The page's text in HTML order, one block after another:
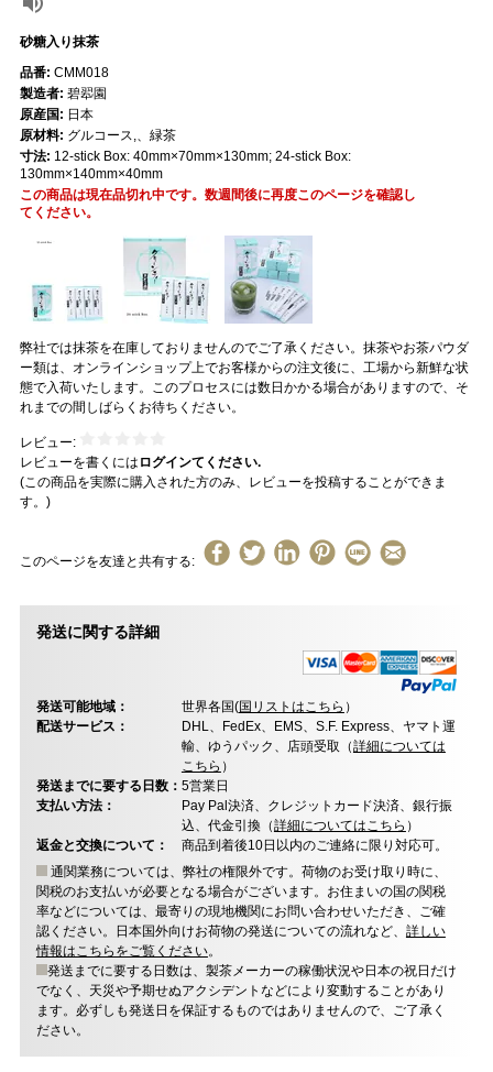
砂糖入り抹茶
弊社では抹茶を在庫しておりませんのでご了承ください。抹茶やお茶パウダ
ー類は、オンラインショップ上でお客様からの注文後に、工場から新鮮な状
態で入荷いたします。このプロセスには数日かかる場合がありますので、そ
れまでの間しばらくお待ちください。
レビュー:
レビューを書くには ログインてください.
(この商品を実際に購入された方のみ、レビューを投稿することができま
す。)
このページを友達と共有する:
品番: CMM018
製造者: 碧翆園
原産国: 日本
原材料: グルコース,、緑茶
寸法: 12-stick Box: 40mm×70mm×130mm; 24-stick Box:
130mm×140mm×40mm
この商品は現在品切れ中です。数週間後に再度このページを確認し
てください。
発送に関する詳細
発送可能地域： 世界各国(国リストはこちら ）
配送サービス：
DHL、FedEx、EMS、S.F. Express、ヤマト運
輸、ゆうパック、店頭受取（詳細については
こちら ）
発送までに要する日数： 5営業日
支払い方法：
Pay Pal決済、クレジットカード決済、銀行振
込、代金引換（詳細についてはこちら ）
返金と交換について：
商品到着後10日以内のご連絡に限り対応可。
通関業務については、弊社の権限外です。荷物のお受け取り時に、
関税のお支払いが必要となる場合がございます。お住まいの国の関税
率などについては、最寄りの現地機関にお問い合わせいただき、ご確
認ください。日本国外向けお荷物の発送についての流れなど、 詳しい
情報はこちらをご覧ください。
発送までに要する日数は、製茶メーカーの稼働状況や日本の祝日だけ
でなく、天災や予期せぬアクシデントなどにより変動することがあり
ます。必ずしも発送日を保証するものではありませんので、ご了承く
ださい。